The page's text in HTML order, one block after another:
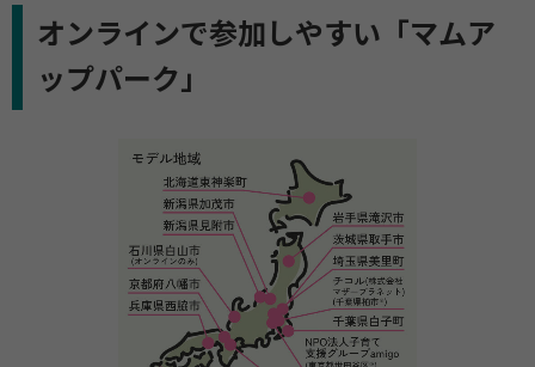
オンラインで参加しやすい「マムア
ップパーク」